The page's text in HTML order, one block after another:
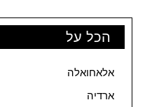
הכל על
אלאחואלה
ארדיה